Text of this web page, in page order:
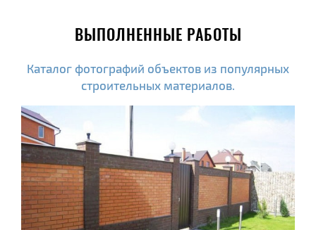
ВЫПОЛНЕННЫЕ РАБОТЫ
Каталог фотографий объектов из популярных
строительных материалов.